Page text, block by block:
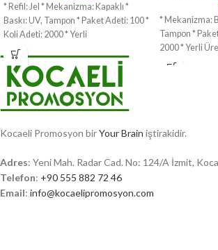
* Refil: Jel * Mekanizma: Kapaklı *
Baskı: UV, Tampon * Paket Adeti: 100 *
Koli Adeti: 2000 * Yerli
* Mekanizma:
Tampon *
2000 * Yerli
Kocaeli Promosyon birYour Brain iştirakidir.
Adres: Yeni Mah. Radar Cad. No: 124/A İzmit,
Telefon: +90 555 882 72 46
Email: info@kocaelipromosyon.com